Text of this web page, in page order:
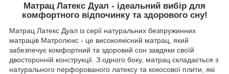
Матрац Латекс Дуал - ідеальний вибір для
комфортного відпочинку та здорового сну!
Матрац Латекс Дуал із серії натуральних безпружинних
матраців Матролюкс - це високоякісний матрац, який
забезпечує комфортний та здоровий сон завдяки своїй
двосторонній конструкції. З одного боку, матрац складається з
натурального перфорованого латексу та кокосової плити, які